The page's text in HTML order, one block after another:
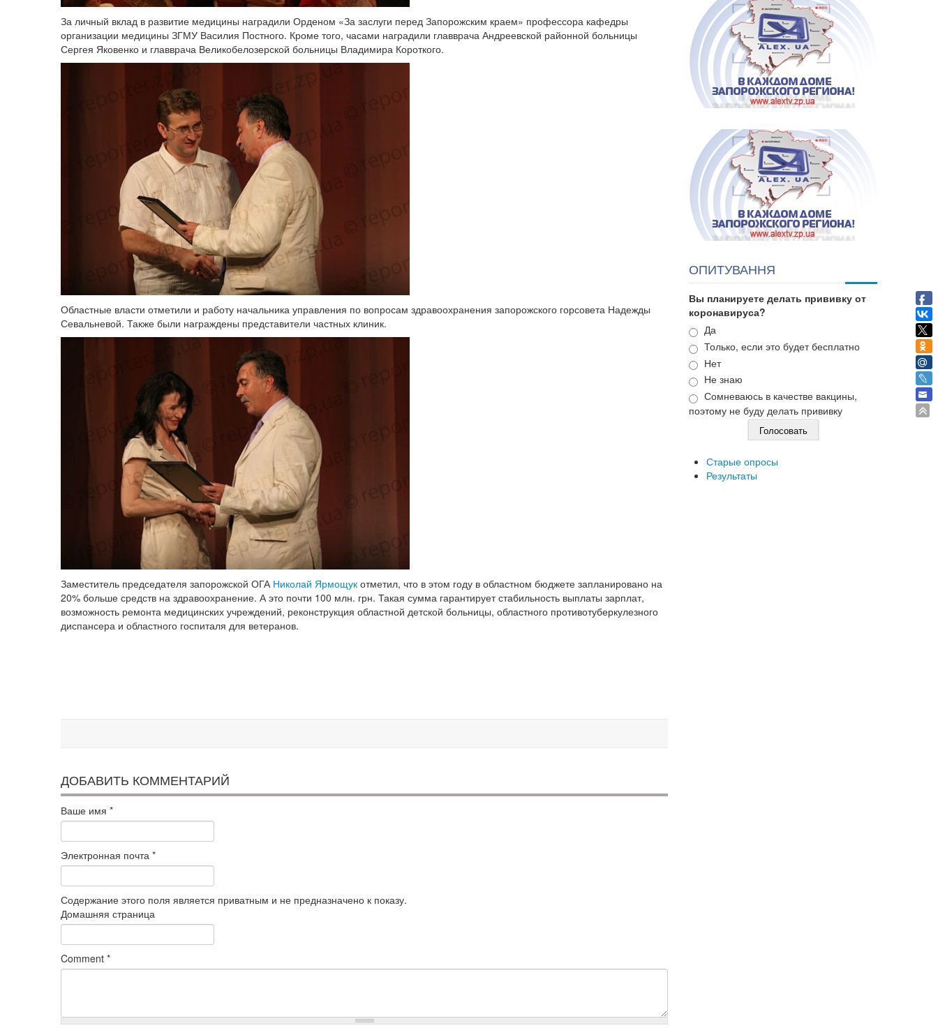
За личный вклад в развитие медицины наградили Орденом «За заслуги перед Запорожским краем» профессора кафедры
организации медицины ЗГМУ Василия Постного. Кроме того, часами наградили главврача Андреевской районной больницы
Сергея Яковенко и главврача Великобелозерской больницы Владимира Короткого.
Областные власти отметили и работу начальника управления по вопросам здравоохранения запорожского горсовета Надежды
Севальневой. Также были награждены представители частных клиник.
Заместитель председателя запорожской ОГА Николай Ярмощук отметил, что в этом году в областном бюджете запланировано на
20% больше средств на здравоохранение. А это почти 100 млн. грн. Такая сумма гарантирует стабильность выплаты зарплат,
возможность ремонта медицинских учреждений, реконструкция областной детской больницы, областного противотуберкулезного
диспансера и областного госпиталя для ветеранов.
ДОБАВИТЬ КОММЕНТАРИЙ
Ваше имя *
Электронная почта *
Содержание этого поля является приватным и не предназначено к показу.
Домашняя страница
Comment *
ОПИТУВАННЯ
Вы планируете делать прививку от
коронавируса?
Варианты
Да
Только, если это будет бесплатно
Нет
Не знаю
Сомневаюсь в качестве вакцины,
поэтому не буду делать прививку
Старые опросы
Результаты